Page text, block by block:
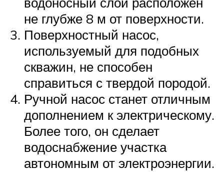
не глубже 8 м от поверхности.
Поверхностный насос,
используемый для подобных
скважин, не способен
справиться с твердой породой.
Ручной насос станет отличным
дополнением к электрическому.
Более того, он сделает
водоснабжение участка
автономным от электроэнергии.